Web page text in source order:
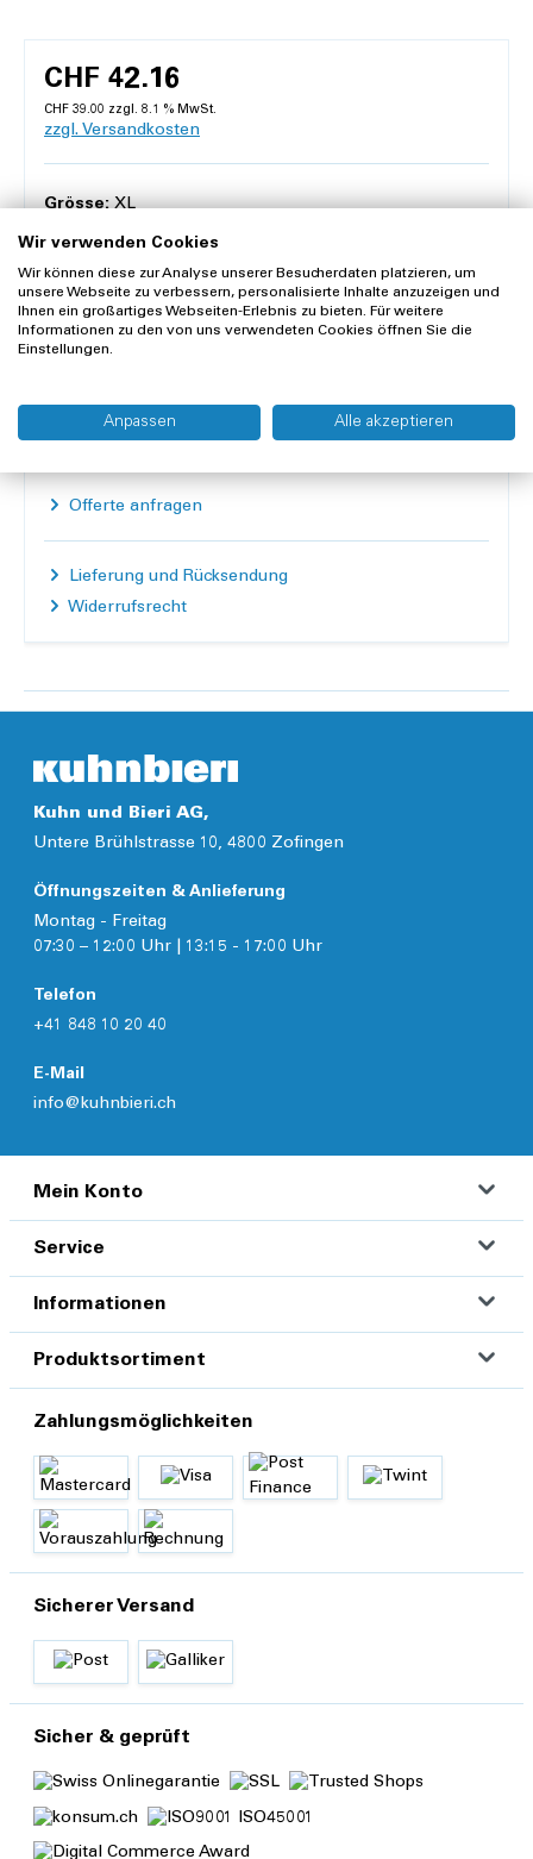
CHF 42.16
CHF 39.00 zzgl. 8.1 % MwSt.
zzgl. Versandkosten
Grösse:XL
L S
Nicht mehr verfügbar
Nicht verfügbar
Offerte anfragen
Lieferung und Rücksendung
Widerrufsrecht
Kuhn und Bieri AG,
Untere Brühlstrasse 10, 4800 Zofingen
Öffnungszeiten & Anlieferung
Montag - Freitag
07:30 – 12:00 Uhr | 13:15 - 17:00 Uhr
Telefon
+41 848 10 20 40
E-Mail
info@kuhnbieri.ch
Mein Konto
Service
Informationen
Produktsortiment
Zahlungsmöglichkeiten
Sicherer Versand
Sicher & geprüft
Wir verwenden Cookies
Wir können diese zur Analyse unserer Besucherdaten platzieren, um
unsere Webseite zu verbessern, personalisierte Inhalte anzuzeigen und
Ihnen ein großartiges Webseiten-Erlebnis zu bieten. Für weitere
Informationen zu den von uns verwendeten Cookies öffnen Sie die
Einstellungen.
Anpassen Alle akzeptieren